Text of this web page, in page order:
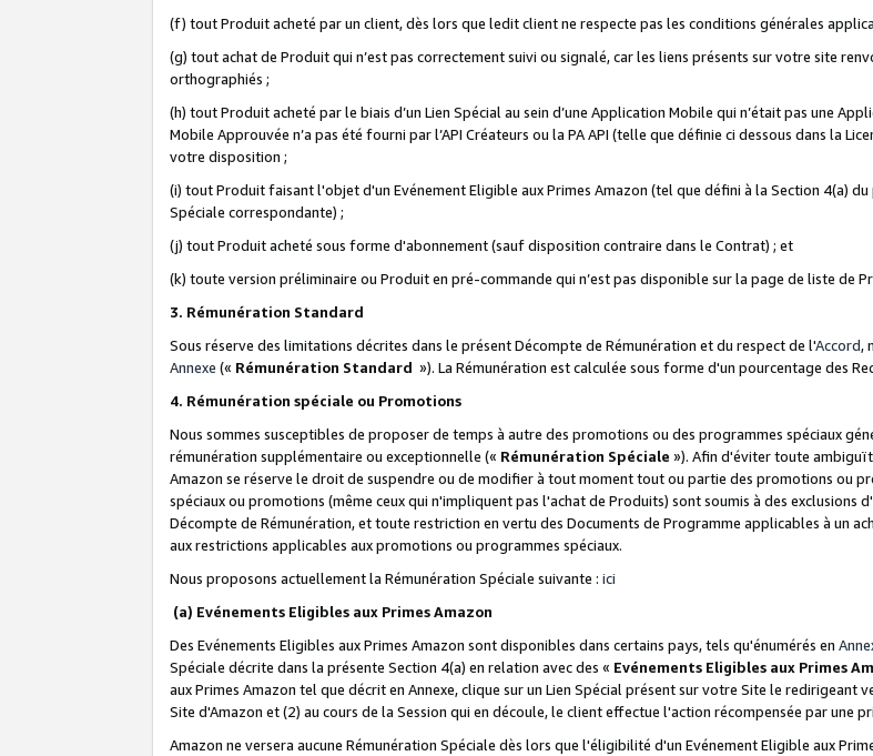
(f) tout Produit acheté par un client, dès lors que ledit client ne respecte pas les conditions générales
(g) tout achat de Produit qui n’est pas correctement suivi ou signalé, car les liens présents sur votre site
orthographiés ;
(h) tout Produit acheté par le biais d’un Lien Spécial au sein d’une Application Mobile qui n’était pas une
Mobile Approuvée n’a pas été fourni par l’API Créateurs ou la PA API (telle que définie ci dessous dans la
votre disposition ;
(i) tout Produit faisant l'objet d'un Evénement Eligible aux Primes Amazon (tel que défini à la Section 4(a)
Spéciale correspondante) ;
(j) tout Produit acheté sous forme d'abonnement (sauf disposition contraire dans le Contrat) ; et
(k) toute version préliminaire ou Produit en pré-commande qui n’est pas disponible sur la page de liste de
3. Rémunération Standard
Sous réserve des limitations décrites dans le présent Décompte de Rémunération et du respect de l'Accord,
Annexe (« Rémunération Standard »). La Rémunération est calculée sous forme d'un pourcentage des
4. Rémunération spéciale ou Promotions
Nous sommes susceptibles de proposer de temps à autre des promotions ou des programmes spéciaux
rémunération supplémentaire ou exceptionnelle (« Rémunération Spéciale »). Afin d'éviter toute
Amazon se réserve le droit de suspendre ou de modifier à tout moment tout ou partie des promotions ou
spéciaux ou promotions (même ceux qui n'impliquent pas l'achat de Produits) sont soumis à des
Décompte de Rémunération, et toute restriction en vertu des Documents de Programme applicables à un
aux restrictions applicables aux promotions ou programmes spéciaux.
Nous proposons actuellement la Rémunération Spéciale suivante : ici
(a) Evénements Eligibles aux Primes Amazon
Des Evénements Eligibles aux Primes Amazon sont disponibles dans certains pays, tels qu'énumérés en
Spéciale décrite dans la présente Section 4(a) en relation avec des « Evénements Eligibles aux Primes
aux Primes Amazon tel que décrit en Annexe, clique sur un Lien Spécial présent sur votre Site le redirigeant
Site d'Amazon et (2) au cours de la Session qui en découle, le client effectue l'action récompensée par une
Amazon ne versera aucune Rémunération Spéciale dès lors que l'éligibilité d'un Evénement Eligible aux